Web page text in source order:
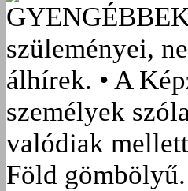
szüleményei,
álhírek. • A
személyek
valódiak
Föld gömbölyű.